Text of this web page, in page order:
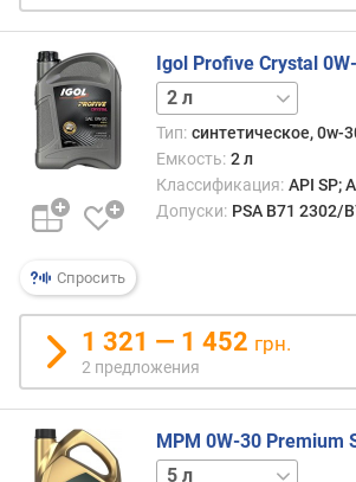
Спросить
Igol Profive Crystal
1 л 4 л
Тип: синтетическое, 0w-
Емкость: 2 л
Классификация: API SP;
Допуски: PSA B71 2302/
1 321 — 1 452 грн.
2 предложения
MPM 0W-30 Premium
1 л 20 л